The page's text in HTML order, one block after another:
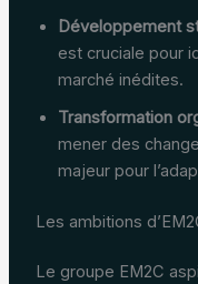
Développement
est cruciale pour
marché inédites.
Transformation
mener des
majeur pour
Les ambitions
Le groupe EM2C